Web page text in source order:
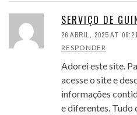
SERVIÇO DE
26 ABRIL, 2025 AT
RESPONDER
Adorei este site.
acesse o site e
informações
e diferentes. Tudo